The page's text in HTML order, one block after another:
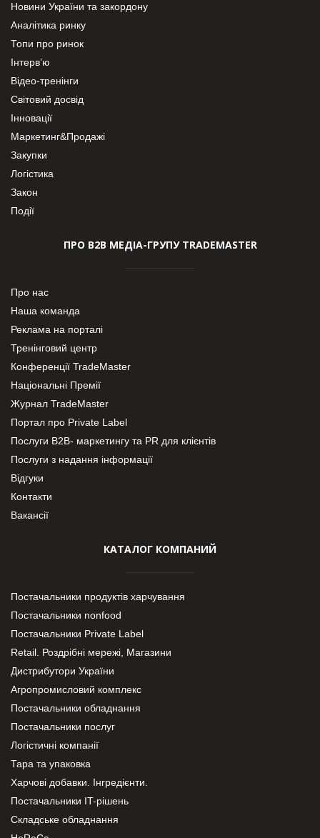
Новини України та закордону
Аналітика ринку
Топи про ринок
Інтерв’ю
Відео-тренінги
Світовий досвід
Інновації
Маркетинг&Продажі
Закупки
Логістика
Закон
Події
ПРО В2В МЕДІА-ГРУПУ TRADEMASTER
Про нас
Наша команда
Реклама на порталі
Тренінговий центр
Конференції TradeMaster
Національні Премії
Журнал TradeMaster
Портал про Private Label
Послуги В2В- маркетингу та PR для клієнтів
Послуги з надання інформації
Відгуки
Контакти
Вакансії
КАТАЛОГ КОМПАНИЙ
Постачальники продуктів харчування
Постачальники nonfood
Постачальники Private Label
Retail. Роздрібні мережі, Магазини
Дистрибутори України
Агропромисловий комплекс
Постачальники обладнання
Постачальники послуг
Логістичні компанії
Тара та упаковка
Харчові добавки. Інгредієнти.
Постачальники IT-рішень
Складське обладнання